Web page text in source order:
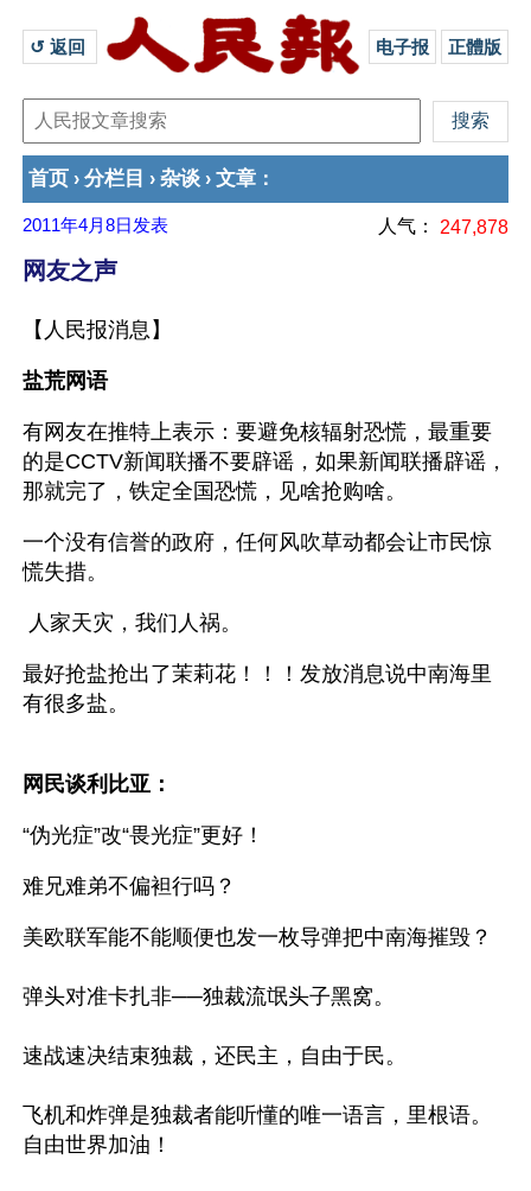
↺ 返回 电子报 正體版
首页 › 分栏目 › 杂谈 › 文章 ：
2011年4月8日 发表 人气： 247,878
网友之声
【人民报消息】
盐荒网语
有网友在推特上表示：要避免核辐射恐慌，最重要
的是CCTV新闻联播不要辟谣，如果新闻联播辟谣，
那就完了，铁定全国恐慌，见啥抢购啥。
一个没有信誉的政府，任何风吹草动都会让市民惊
慌失措。
人家天灾，我们人祸。
最好抢盐抢出了茉莉花！！！发放消息说中南海里
有很多盐。
网民谈利比亚：
“伪光症”改“畏光症”更好！
难兄难弟不偏袒行吗？
美欧联军能不能顺便也发一枚导弹把中南海摧毁？
弹头对准卡扎非──独裁流氓头子黑窝。
速战速决结束独裁，还民主，自由于民。
飞机和炸弹是独裁者能听懂的唯一语言，里根语。
自由世界加油！